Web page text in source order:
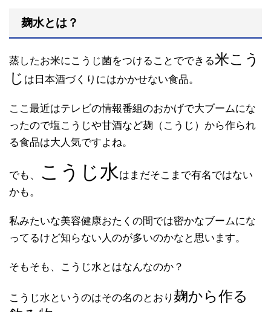
麹水とは？
蒸したお米にこうじ菌をつけることでできる米こう
じ は日本酒づくりにはかかせない食品。
ここ最近はテレビの情報番組のおかげで大ブームにな
ったので塩こうじや甘酒など麹（こうじ）から作られ
る食品は大人気ですよね。
でも、 こうじ水はまだそこまで有名ではない
かも。
私みたいな美容健康おたくの間では密かなブームにな
ってるけど知らない人のが多いのかなと思います。
そもそも、こうじ水とはなんなのか？
こうじ水というのはその名のとおり 麹から作る